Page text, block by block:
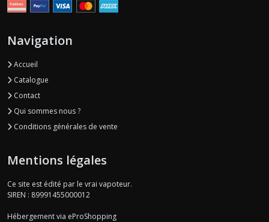
Navigation
Accueil
Catalogue
Contact
Qui sommes nous ?
Conditions générales de vente
Mentions légales
Ce site est édité par le vrai vapoteur.
SIREN : 89991455000012
Hébergement via eProShopping